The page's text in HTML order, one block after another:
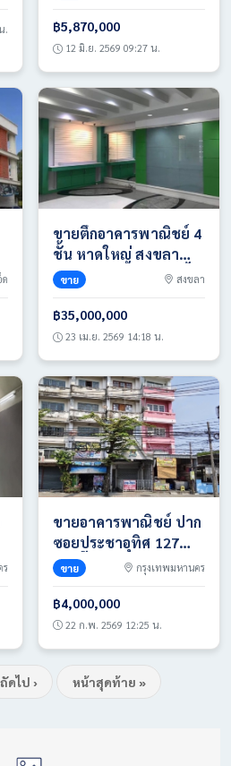
.
โนเวทตามใจคุณ จบ
ครบพร้อมเปิดร้าน! โทร
0817420943
฿5,870,000
12 มิ.ย. 2569 09:27 น.
ด
ขายตึกอาคารพาณิชย์ 4
ชั้น หาดใหญ่ สงขลา
ทำเลดี ใจกลางเมือง น้ำ
ไม่เคยท่วม โทร 081-
6985117
ขาย สงขลา
฿35,000,000
23 เม.ย. 2569 14:18 น.
ร
ขายอาคารพาณิชย์ ปาก
ซอยประชาอุทิศ 127
ใกล้บิ๊กซี ติดถนนใหญ่
ทำเลศักยภาพสูง โทร
063-365-9464
ขาย กรุงเทพมหานคร
฿4,000,000
22 ก.พ. 2569 12:25 น.
ถัดไป › หน้าสุดท้าย »